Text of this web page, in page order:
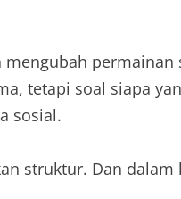
tetapi soal siapa
sosial.
struktur. Dan